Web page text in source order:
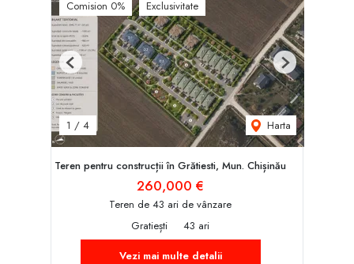
Comision 0% Exclusivitate
1 / 4 Harta
Previous Next
Teren pentru construcții în Grătiesti, Mun. Chișinău
260,000 €
Teren de 43 ari de vânzare
Gratiești
43 ari
Vezi mai multe detalii